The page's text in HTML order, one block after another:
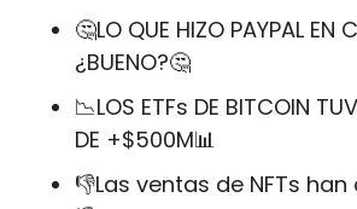
🤔LO QUE HIZO PAYPAL EN
¿BUENO?🤔
📉LOS ETFs DE BITCOIN
DE +$500M📊
👎Las ventas de NFTs han